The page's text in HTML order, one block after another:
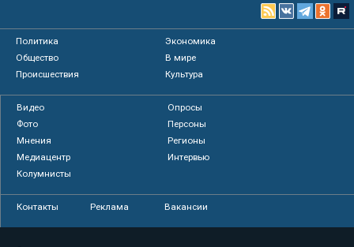
Политика
Экономика
Общество
В мире
Происшествия
Культура
Видео
Опросы
Фото
Персоны
Мнения
Регионы
Медиацентр
Интервью
Колумнисты
Контакты Реклама Вакансии